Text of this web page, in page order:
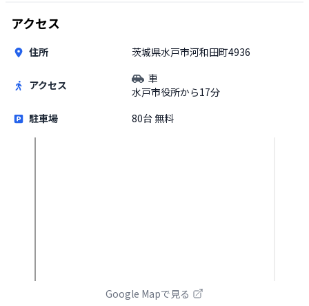
アクセス
住所 茨城県水戸市河和田町4936
アクセス
車
水戸市役所から17分
駐車場
80台 無料
Google Mapで見る